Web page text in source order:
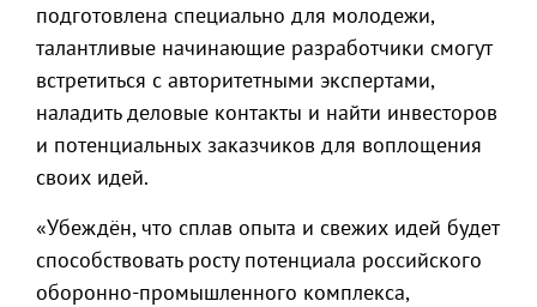
подготовлена специально для молодежи,
талантливые начинающие разработчики смогут
встретиться с авторитетными экспертами,
наладить деловые контакты и найти инвесторов
и потенциальных заказчиков для воплощения
своих идей.
«Убеждён, что сплав опыта и свежих идей будет
способствовать росту потенциала российского
оборонно-промышленного комплекса,